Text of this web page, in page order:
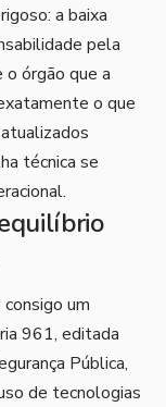
a baixa
pela
o órgão que a
o que
técnica se
um
961, editada
Pública,
de tecnologias